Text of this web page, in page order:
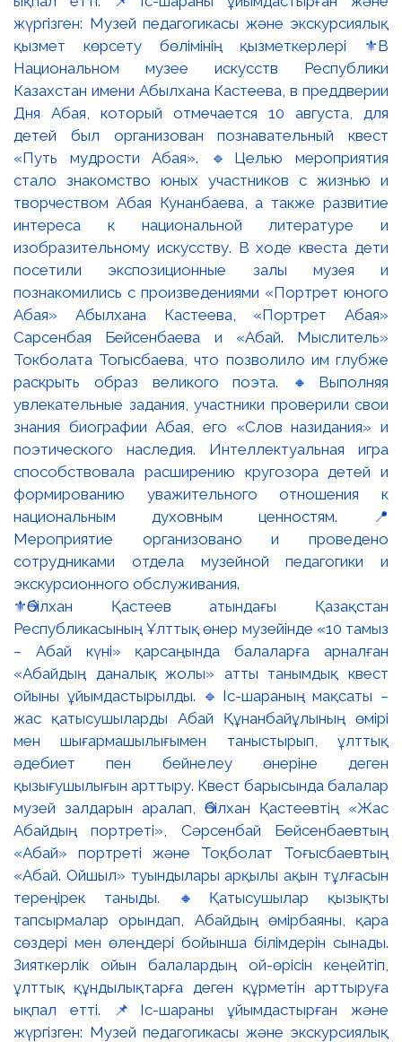
⚜️Әбілхан Қастеев атындағы Қазақстан
Республикасының Ұлттық өнер музейінде «10 тамыз
– Абай күні» қарсаңында балаларға арналған
«Абайдың даналық жолы» атты танымдық квест
ойыны ұйымдастырылды. 🔹Іс-шараның мақсаты –
жас қатысушыларды Абай Құнанбайұлының өмірі
мен шығармашылығымен таныстырып, ұлттық
әдебиет пен бейнелеу өнеріне деген
қызығушылығын арттыру. Квест барысында балалар
музей залдарын аралап, Әбілхан Қастеевтің «Жас
Абайдың портреті», Сәрсенбай Бейсенбаевтың
«Абай» портреті және Тоқболат Тоғысбаевтың
«Абай. Ойшыл» туындылары арқылы ақын тұлғасын
тереңірек таныды. 🔸Қатысушылар қызықты
тапсырмалар орындап, Абайдың өмірбаяны, қара
сөздері мен өлеңдері бойынша білімдерін сынады.
Зияткерлік ойын балалардың ой-өрісін кеңейтіп,
ұлттық құндылықтарға деген құрметін арттыруға
ықпал етті. 📌Іс-шараны ұйымдастырған және
жүргізген: Музей педагогикасы және экскурсиялық